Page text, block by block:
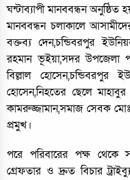
ঘন্টাব্যাপী মানববন্ধন অনুষ্ঠিত
মানববন্ধন চলাকালে
বক্তব্য দেন,চন্ডিবরপুর
রহমান ভূইয়া,সদর উপজেলা
বিল্লাল হোসেন,চন্ডিবরপুর
হোসেন,নিহতের ছেলে
কামরুজ্জামান,সমাজ সেবক
প্রমুখ।
পরে পরিবারের পক্ষ থেকে
গ্রেফতার ও দ্রুত বিচার